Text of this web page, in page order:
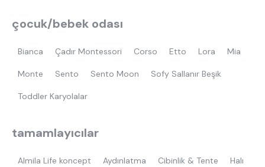
çocuk/bebek odası
Bianca Çadır Montessori Corso Etto Lora Mia
Monte Sento Sento Moon Sofy Sallanır Beşik
Toddler Karyolalar
tamamlayıcılar
Almila Life koncept Aydınlatma Cibinlik & Tente Halı